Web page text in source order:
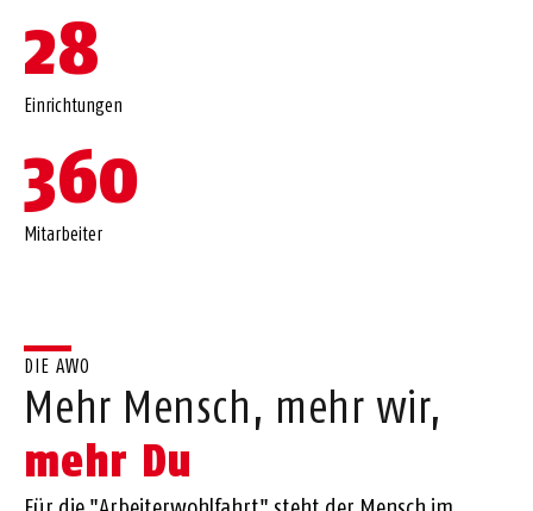
28
Einrichtungen
360
Mitarbeiter
DIE AWO
Mehr Mensch, mehr wir,
mehr Du